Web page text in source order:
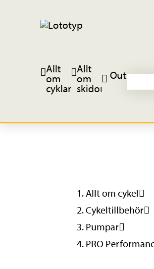
Allt
om
cyklar
Allt
om
skidor
Outlet
Allt om cykel
Cykeltillbehör
Pumpar
PRO